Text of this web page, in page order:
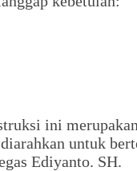
ini
untuk
Ediyanto. SH.